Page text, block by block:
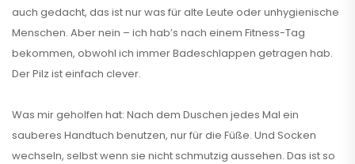
auch gedacht, das ist nur was für alte Leute oder unhygienische
Menschen. Aber nein – ich hab’s nach einem Fitness-Tag
bekommen, obwohl ich immer Badeschlappen getragen hab.
Der Pilz ist einfach clever.
Was mir geholfen hat: Nach dem Duschen jedes Mal ein
sauberes Handtuch benutzen, nur für die Füße. Und Socken
wechseln, selbst wenn sie nicht schmutzig aussehen. Das ist so